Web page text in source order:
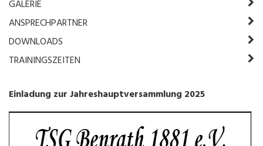
GALERIE
ANSPRECHPARTNER
DOWNLOADS
TRAININGSZEITEN
Einladung zur Jahreshauptversammlung 2025